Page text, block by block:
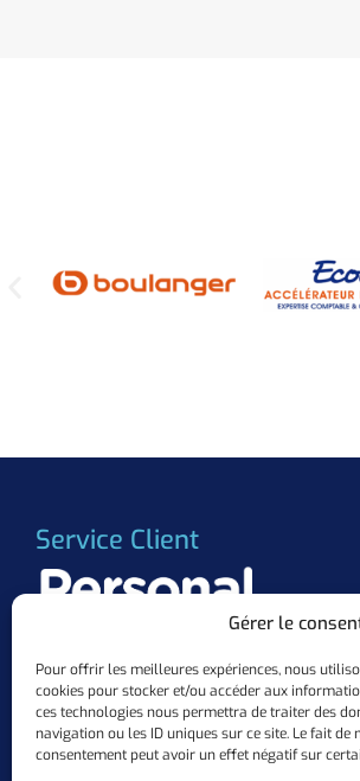
Gérer le
Pour offrir les meilleures expériences, nous
cookies pour stocker et/ou accéder aux
ces technologies nous permettra de traiter des
navigation ou les ID uniques sur ce site. Le fait
consentement peut avoir un effet négatif sur
Service Client
+33 (0)3.57.84.37.63
contact@personalflocker.com
10 ZAC Mermoz, 57155 Marly